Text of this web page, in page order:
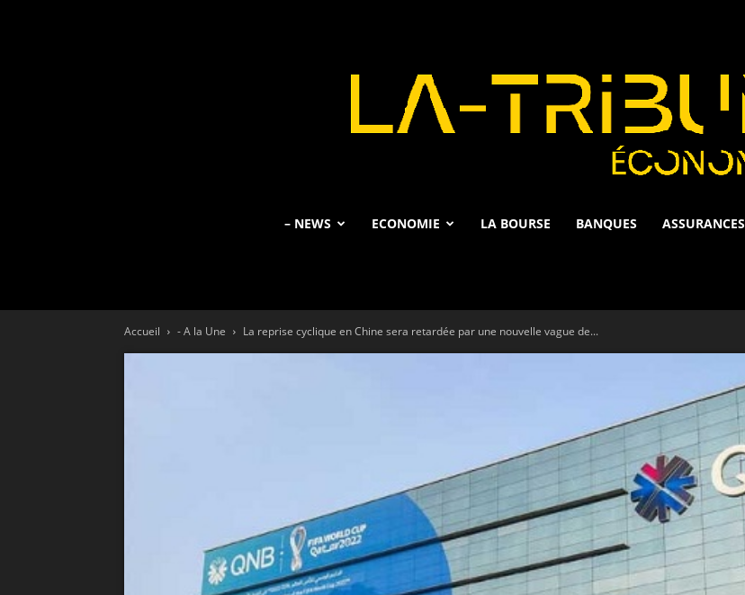
Economique
– NEWS ECONOMIE LA BOURSE BANQUES ASSURANCES
Accueil - A la Une La reprise cyclique en Chine sera retardée par une nouvelle vague de...